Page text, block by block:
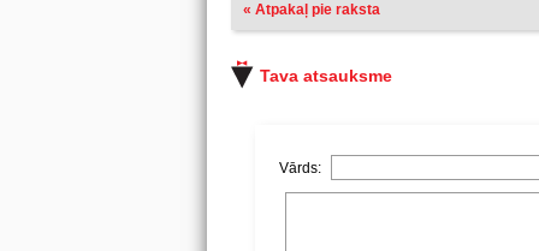
« Atpakaļ pie raksta
Tava atsauksme
Vārds: